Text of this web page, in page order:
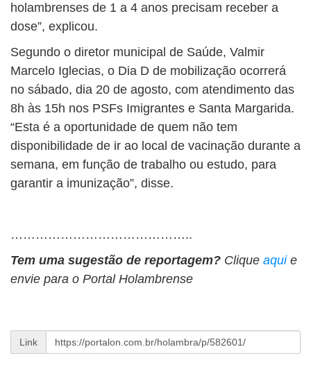
holambrenses de 1 a 4 anos precisam receber a
dose”, explicou.
Segundo o diretor municipal de Saúde, Valmir
Marcelo Iglecias, o Dia D de mobilização ocorrerá
no sábado, dia 20 de agosto, com atendimento das
8h às 15h nos PSFs Imigrantes e Santa Margarida.
“Esta é a oportunidade de quem não tem
disponibilidade de ir ao local de vacinação durante a
semana, em função de trabalho ou estudo, para
garantir a imunização”, disse.
……………………………………..
Tem uma sugestão de reportagem? Clique aqui e
envie para o Portal Holambrense
Link